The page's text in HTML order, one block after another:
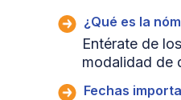
¿Qué es la
Entérate de
modalidad de
Fechas